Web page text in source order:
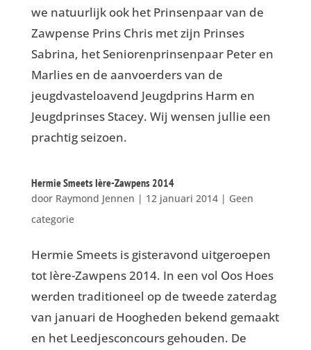
we natuurlijk ook het Prinsenpaar van de
Zawpense Prins Chris met zijn Prinses
Sabrina, het Seniorenprinsenpaar Peter en
Marlies en de aanvoerders van de
jeugdvasteloavend Jeugdprins Harm en
Jeugdprinses Stacey. Wij wensen jullie een
prachtig seizoen.
Hermie Smeets Ière-Zawpens 2014
door Raymond Jennen | 12 januari 2014| Geen
categorie
Hermie Smeets is gisteravond uitgeroepen
tot Ière-Zawpens 2014. In een vol Oos Hoes
werden traditioneel op de tweede zaterdag
van januari de Hoogheden bekend gemaakt
en het Leedjesconcours gehouden. De